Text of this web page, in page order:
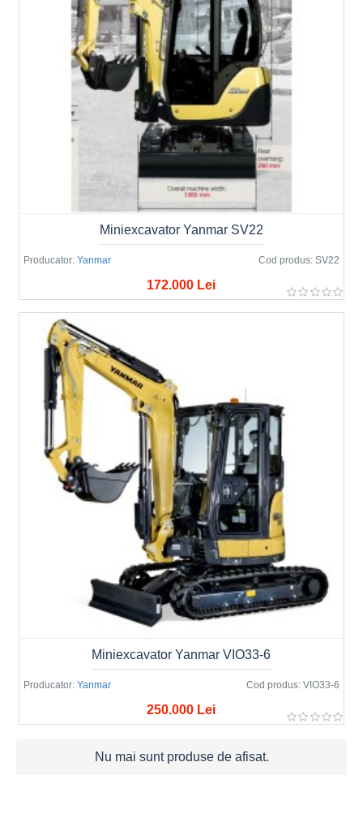
Producator: Yanmar Cod produs: SV22
Miniexcavator Yanmar SV22
172.000 Lei
Producator: Yanmar Cod produs: VIO33-6
Miniexcavator Yanmar VIO33-6
250.000 Lei
Nu mai sunt produse de afisat.